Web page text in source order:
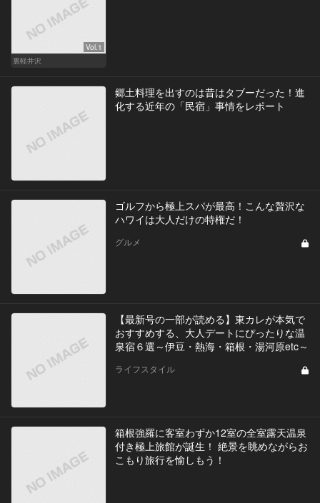
Vol.1
裏軽井沢
郷土料理を出すのは昔はタブーだった！進
化する近年の「民宿」事情をレポート
ゴルフから極上スパが最高！こんな贅沢な
ハワイは大人だけの特権だ！
グルメ
【最新号の一部が読める】東カレが本気で
おすすめする、大人デートにぴったりな温
泉宿６選～伊豆・熱海・箱根・湯河原etc～
ライフスタイル
箱根強羅に客室わずか12室の全室露天温泉
付き極上旅館が誕生！ 絶景を眺めながらお
こもり旅行を愉しもう！